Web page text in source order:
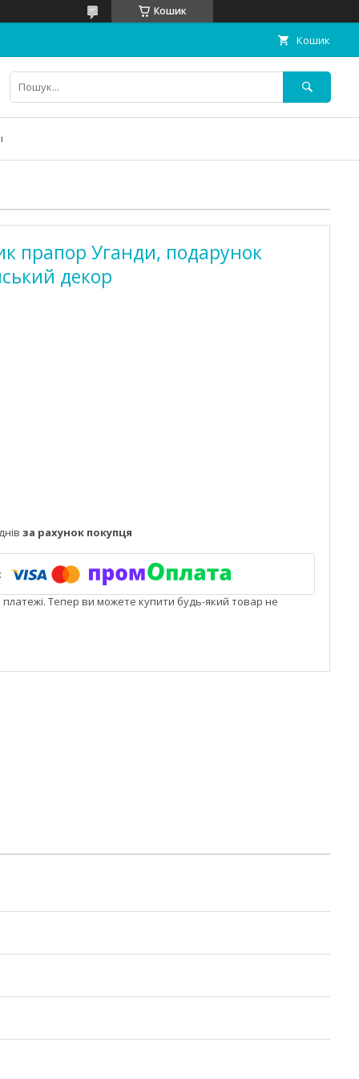
Кошик
Кошик
прапор Уганди, подарунок
декор
за рахунок покупця
платежі. Тепер ви можете купити будь-який товар не